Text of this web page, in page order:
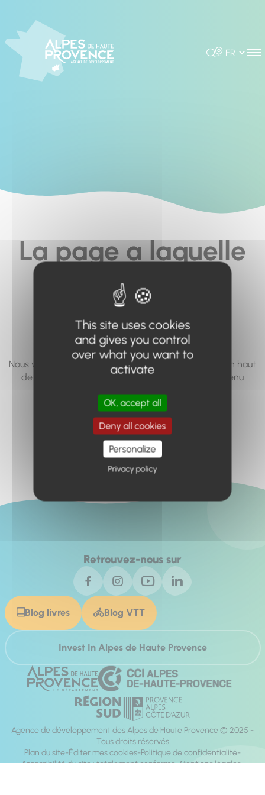
Rechercher
Choisir la
La page a laquelle
vous cherchez à
accéder n'existe
pas... ou plus.
Nous vous invitons à utiliser le moteur de recherche en haut
de page, ou à utiliser le menu pour trouver le contenu
Retour à l'accueil
Retrouvez-nous sur
Blog livres Blog VTT
Invest In Alpes de Haute Provence
Agence de développement des Alpes de Haute Provence © 2025 -
Tous droits réservés
Plan du site Éditer mes cookies Politique de confidentialité
Accessibilité du site : totalement conforme Mentions légales
This site uses cookies
and gives you control
over what you want to
activate
OK, accept all
Deny all cookies
Personalize
Privacy policy